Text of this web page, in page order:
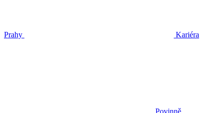
Prahy Kariéra
Povinně